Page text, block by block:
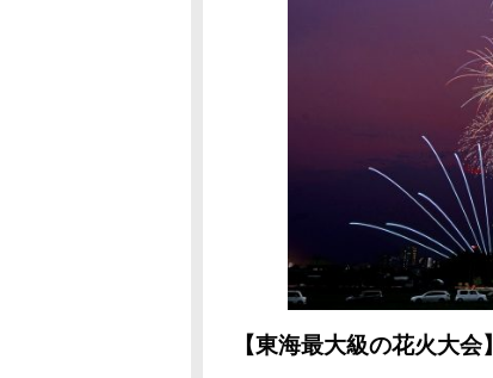
【東海最大級の花火大会】